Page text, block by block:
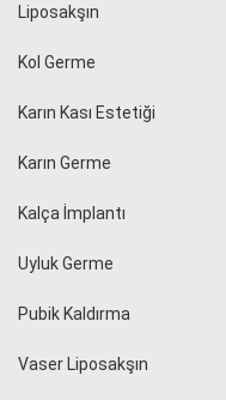
Liposakşın
Kol Germe
Karın Kası Estetiği
Karın Germe
Kalça İmplantı
Uyluk Germe
Pubik Kaldırma
Vaser Liposakşın